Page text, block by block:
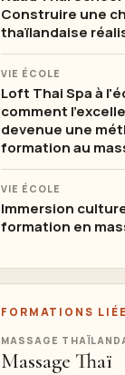
Construire une
thaïlandaise
VIE ÉCOLE
Loft Thai Spa à
comment
devenue une
formation au
VIE ÉCOLE
Immersion
formation en
FORMATIONS
MASSAGE
Massage Thaï